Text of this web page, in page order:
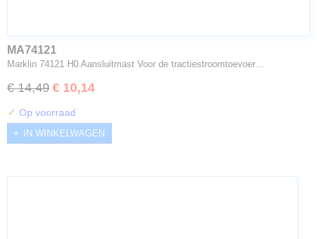
MA74121
Marklin 74121 H0 Aansluitmast Voor de tractiestroomtoevoer…
€ 14,49 € 10,14
✓ Op voorraad
IN WINKELWAGEN